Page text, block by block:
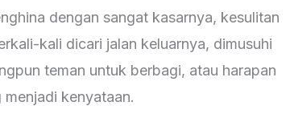
dengan sangat kasarnya, kesulitan
kali dicari jalan keluarnya, dimusuhi
teman untuk berbagi, atau harapan
kenyataan.